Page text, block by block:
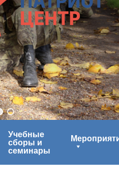
Учебные
сборы и
семинары